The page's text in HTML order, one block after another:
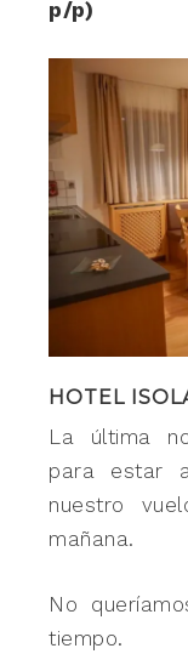
p/p)
HOTEL
La última
para estar
nuestro
mañana.
No
tiempo.